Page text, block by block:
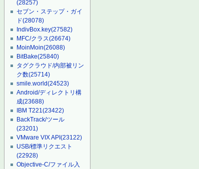
(28257)
セブン・ステップ・ガイ
ド(28078)
IndivBox.key(27582)
MFC/クラス(26674)
MoinMoin(26088)
BitBake(25840)
タグクラウド/内部被リン
ク数(25714)
smile.world(24523)
Android/ディレクトリ構
成(23688)
IBM T221(23422)
BackTrack/ツール
(23201)
VMware VIX API(23122)
USB/標準リクエスト
(22928)
Objective-C/ファイル入